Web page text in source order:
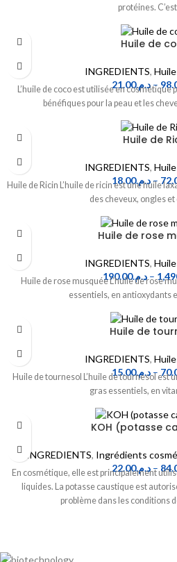
protéines.
Huile de
INGREDIENTS,
د.م.21.00 –
L’huile de coco est utilisée en
bénéfiques pour la peau et les
Huile de
INGREDIENTS,
د.م.18.00 –
Huile de Ricin L’huile de ricin est une huile
des cheveux, ongles
Huile de rose
INGREDIENTS,
د.م.190.00 –
Huile de rose musquée L’huile de rose
essentiels, en antioxydants
Huile de
INGREDIENTS,
د.م.15.00 –
Huile de tournesol L’huile de tournesol est
gras essentiels, en
KOH (potasse
INGREDIENTS, Ingrédients
د.م.22.00 –
En cosmétique, elle est principalement
liquides. La potasse caustique est
problème dans les conditions